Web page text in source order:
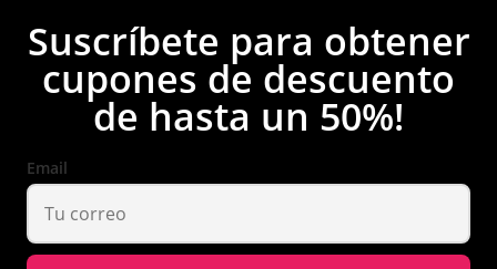
Suscríbete para obtener
cupones de descuento
de hasta un 50%!
Email